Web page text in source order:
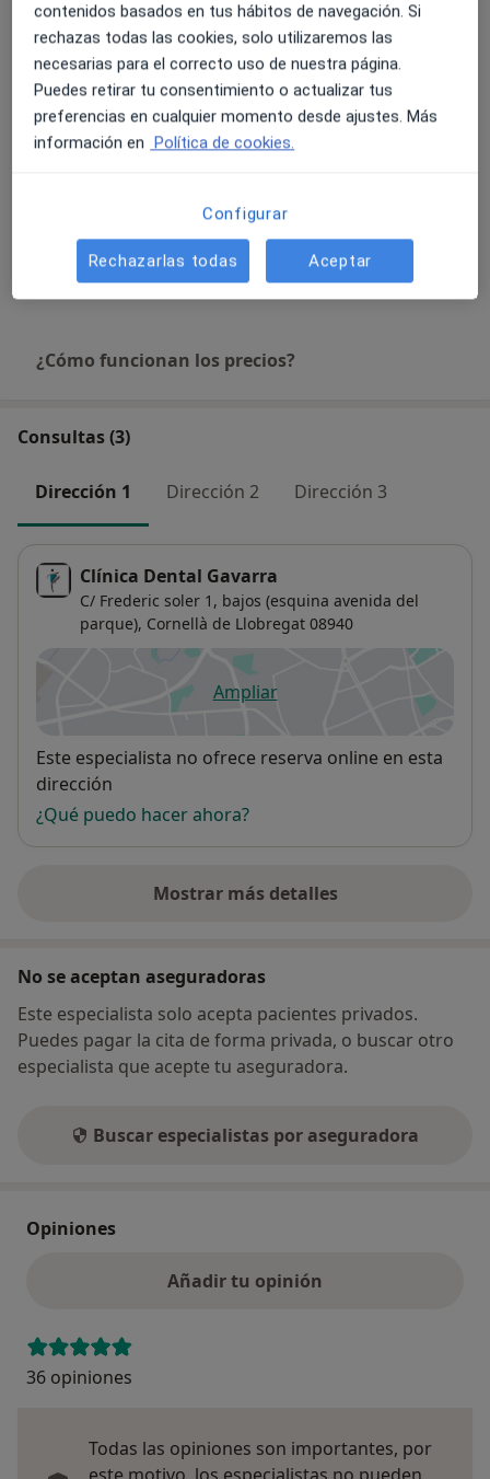
Tartrectomía en ambas arcadas
Detalles
Servicio integral odontología
Detalles
Desde 0 € Detalles
+ 26 servicios
¿Cómo funcionan los precios?
Consultas (3)
Dirección 1 Dirección 2 Dirección 3
Clínica Dental Gavarra
C/ Frederic soler 1, bajos (esquina avenida del
parque), Cornellà de Llobregat 08940
Ampliarse abre en una nueva
Disponibilidad
Este especialista no ofrece reserva online en esta
dirección
¿Qué puedo hacer ahora?
Mostrar más detalles
sobre la dirección
No se aceptan aseguradoras
Este especialista solo acepta pacientes privados.
Puedes pagar la cita de forma privada, o buscar otro
especialista que acepte tu aseguradora.
Buscar especialistas por aseguradora
Opiniones
Añadir tu opinión
36 opiniones
Todas las opiniones son importantes, por
contenidos basados en tus hábitos de navegación. Si
rechazas todas las cookies, solo utilizaremos las
necesarias para el correcto uso de nuestra página.
Puedes retirar tu consentimiento o actualizar tus
preferencias en cualquier momento desde ajustes. Más
información en Política de cookies.
Configurar
Rechazarlas todas Aceptar